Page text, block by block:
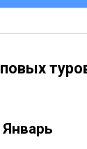
Январь